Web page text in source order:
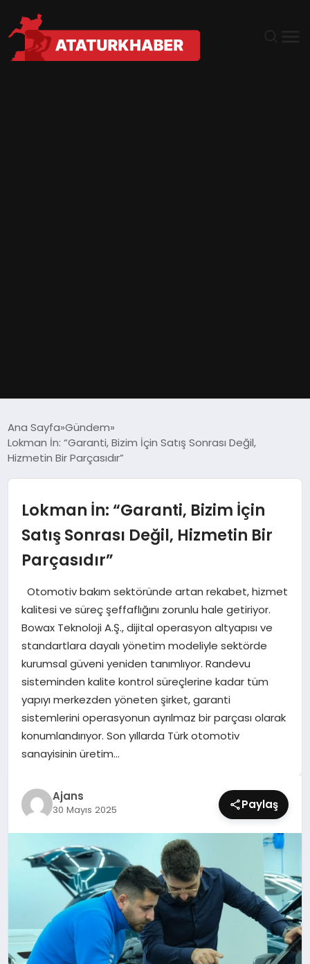
DÜNYA
MAGAZIN
SAĞLIK
SIYASET
SPOR
TEKNOLOJI
YAŞAM
Ana Sayfa Gündem
Lokman İn: “Garanti, Bizim İçin Satış Sonrası Değil,
Hizmetin Bir Parçasıdır”
Lokman İn: “Garanti, Bizim İçin
Satış Sonrası Değil, Hizmetin Bir
Parçasıdır”
Otomotiv bakım sektöründe artan rekabet, hizmet
kalitesi ve süreç şeffaflığını zorunlu hale getiriyor.
Bowax Teknoloji A.Ş., dijital operasyon altyapısı ve
standartlara dayalı yönetim modeliyle sektörde
kurumsal güveni yeniden tanımlıyor. Randevu
sisteminden kalite kontrol süreçlerine kadar tüm
yapıyı merkezden yöneten şirket, garanti
sistemlerini operasyonun ayrılmaz bir parçası olarak
konumlandırıyor. Son yıllarda Türk otomotiv
sanayisinin üretim…
Ajans
30 Mayıs 2025 Paylaş